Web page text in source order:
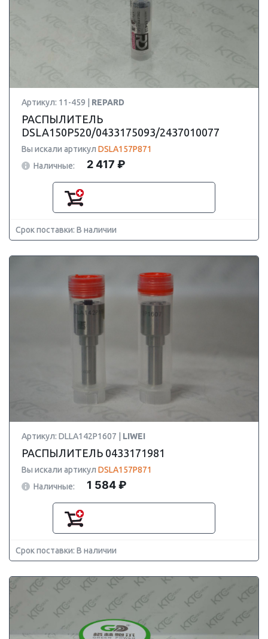
Артикул: 11-459 | REPARD
РАСПЫЛИТЕЛЬ
DSLA150P520/0433175093/2437010077
Вы искали артикул DSLA157P871
Наличные:
2 417 ₽
Срок поставки: В наличии
Артикул: DLLA142P1607 | LIWEI
РАСПЫЛИТЕЛЬ 0433171981
Вы искали артикул DSLA157P871
Наличные:
1 584 ₽
Срок поставки: В наличии